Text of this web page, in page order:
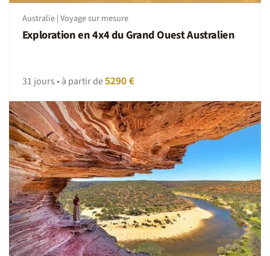
Australie | Voyage sur mesure
Exploration en 4x4 du Grand Ouest Australien
31 jours • à partir de5290 €